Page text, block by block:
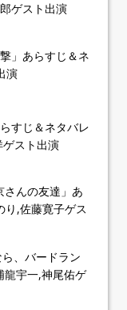
ゲスト出演
」あらすじ＆ネ
演
すじ＆ネタバレ
スト出演
んの友達」あ
り,佐藤寛子ゲス
、バードラン
龍宇一,神尾佑ゲ